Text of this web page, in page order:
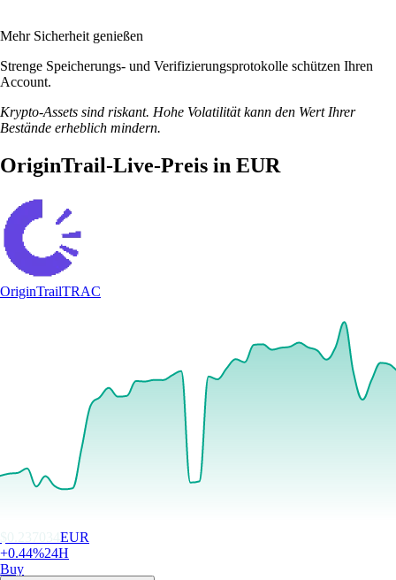
Mehr Sicherheit genießen
Strenge Speicherungs- und Verifizierungsprotokolle schützen Ihren
Account.
Krypto-Assets sind riskant. Hohe Volatilität kann den Wert Ihrer
Bestände erheblich mindern.
OriginTrail-Live-Preis in EUR
OriginTrailTRAC
EUR
+0.44%24H
Buy